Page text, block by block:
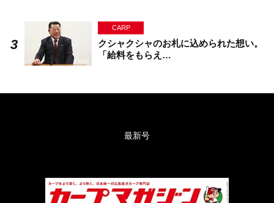
CARP
クシャクシャのお札に込められた想い。
「給料をもらえ…
最新号